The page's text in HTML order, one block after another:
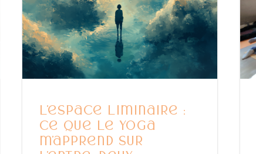
L’espace liminaire :
ce que le yoga
m’apprend sur